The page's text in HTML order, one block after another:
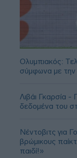
Ολυμπιακός:
σύμφωνα με
Λιβάι Γκαρσία -
δεδομένα του
Νέντοβιτς για
βρώμικους
παιδί!»